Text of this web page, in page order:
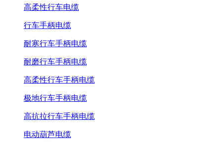
高柔性行车电缆
行车手柄电缆
耐寒行车手柄电缆
耐磨行车手柄电缆
高柔性行车手柄电缆
极地行车手柄电缆
高抗拉行车手柄电缆
电动葫芦电缆